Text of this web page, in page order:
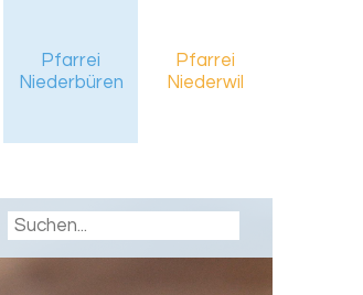
Pfarrei
Niederbüren
Pfarrei
Niederwil